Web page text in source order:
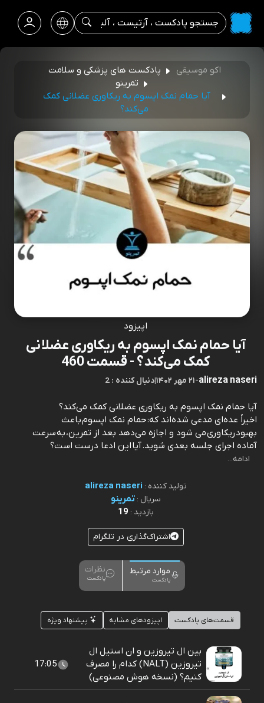
اکو موسیقی
پادکست های پزشکی و سلامت
تمرینو
آیا حمام نمک اپسوم به ریکاوری عضلانی کمک
می‌کند؟
اپیزود
آیا حمام نمک اپسوم به ریکاوری عضلانی
کمک می‌کند؟ - قسمت 460
alireza naseri
-۲۱ مهر ۱۴۰۲ |2 : دنبال کننده
آیا حمام نمک اپسوم به ریکاوری عضلانی کمک می‌کند؟
اخیراً عده‌ای مدعی شده‌اند که: حمام نمک اپسوم باعث
بهبود ریکاوری می شود و اجازه می‌دهد بعد از تمرین، به سرعت
آماده اجرای جلسه بعدی شوید. آیا این ادعا درست است؟
ادامه...
تولید کننده : alireza naseri
سریال :تمرینو
بازدید : 19
اشتراک‌گذاری در تلگرام
موارد مرتبط
پادکست
نظرات
پادکست
قسمت‌های پادکست اپیزودهای مشابه پیشنهاد ویژه
بین ال تیروزین و ان استیل ال
تیروزین (NALT) کدام را مصرف
کنیم؟ (نسخه هوش مصنوعی)
17:05